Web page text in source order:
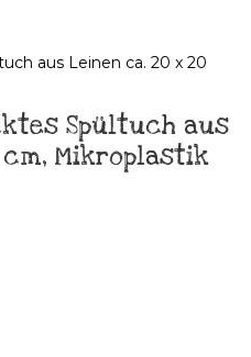
Spültuch aus
Mikroplastik